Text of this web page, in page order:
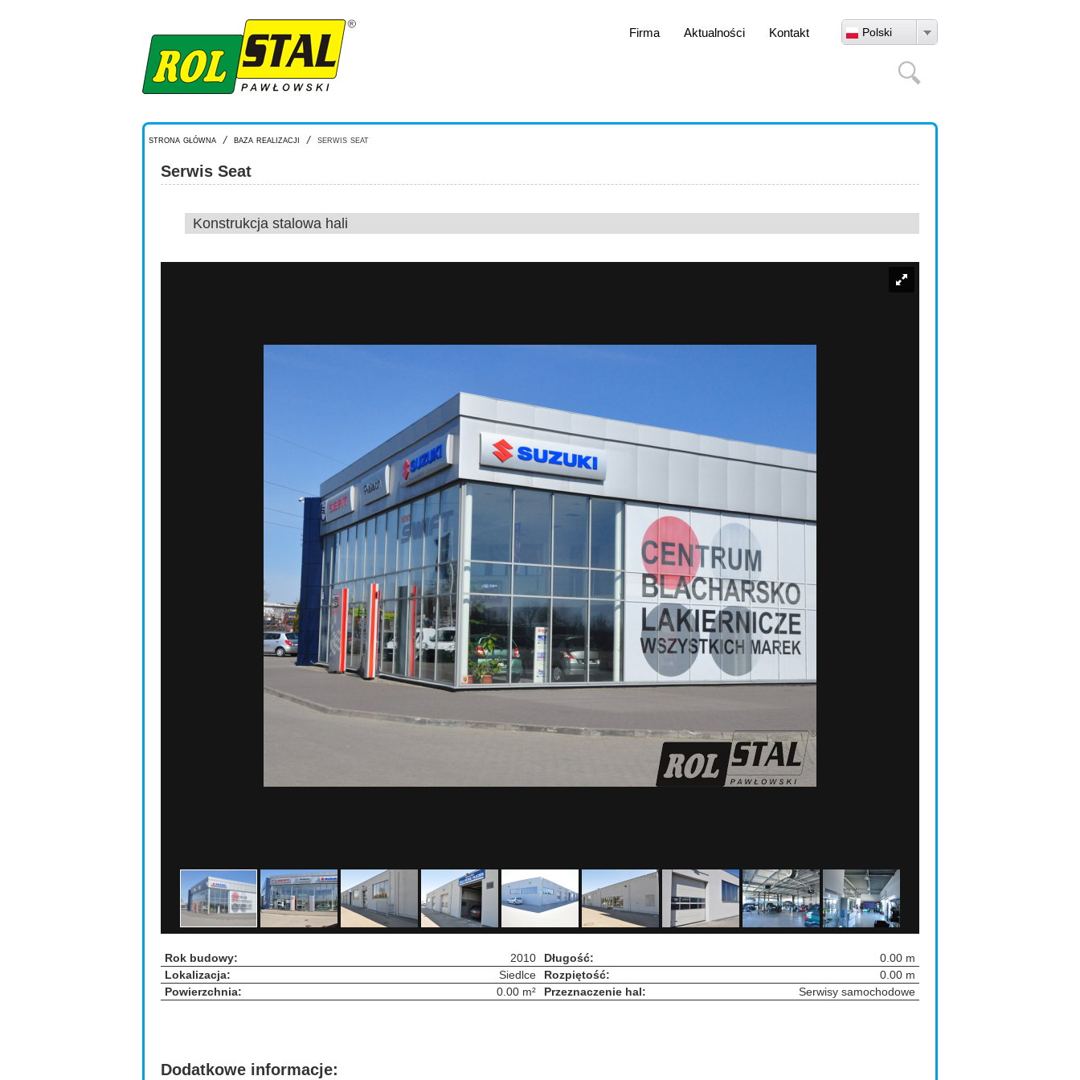
Polski
Firma Aktualności Kontakt
strona główna / baza realizacji / serwis seat
Serwis Seat
Konstrukcja stalowa hali
Rok budowy: 2010 Długość:
0.00 m
Lokalizacja:
Siedlce Rozpiętość:
0.00 m
Powierzchnia:
0.00 m² Przeznaczenie hal: Serwisy samochodowe
Dodatkowe informacje: